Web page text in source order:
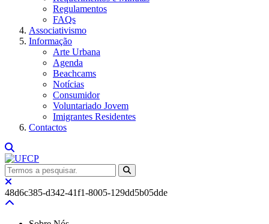
Regulamentos
FAQs
Associativismo
Informação
Arte Urbana
Agenda
Beachcams
Notícias
Consumidor
Voluntariado Jovem
Imigrantes Residentes
Contactos
48d6c385-d342-41f1-8005-129dd5b05dde